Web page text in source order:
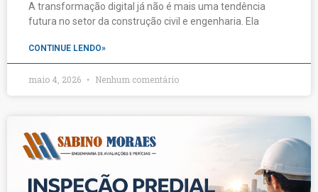
A transformação digital já não é mais uma tendência
futura no setor da construção civil e engenharia. Ela
CONTINUE LENDO»
maio 4, 2026 Nenhum comentário